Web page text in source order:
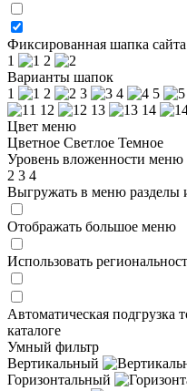
Фиксированная шапка сайта
1
2
Варианты шапок
1
2 3 4 5
12
13 14
Цвет меню
Цветное Светлое Темное
Уровень вложенности меню
2 3 4
Выгружать в меню разделы
Отображать большое меню
Использовать
Автоматическая подгрузка
каталоге
Умный фильтр
Вертикальный
Горизонтальный